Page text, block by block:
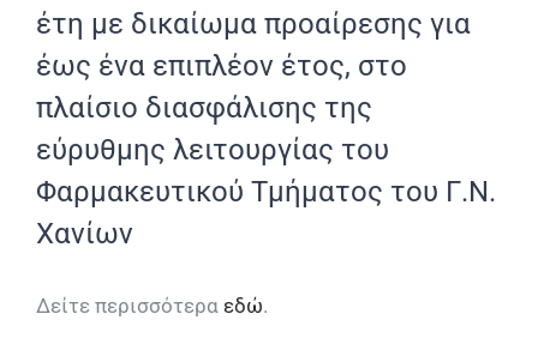
έτη με δικαίωμα προαίρεσης για
έως ένα επιπλέον έτος, στο
πλαίσιο διασφάλισης της
εύρυθμης λειτουργίας του
Φαρμακευτικού Τμήματος του Γ.Ν.
Χανίων
Δείτε περισσότερα εδώ.